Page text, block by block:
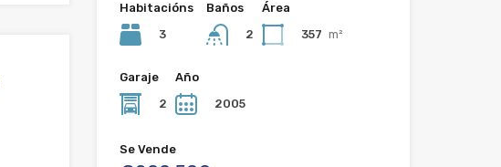
Habitacións
3
Baños
2
Área
357 m²
Garaje
2
Año
2005
Se Vende